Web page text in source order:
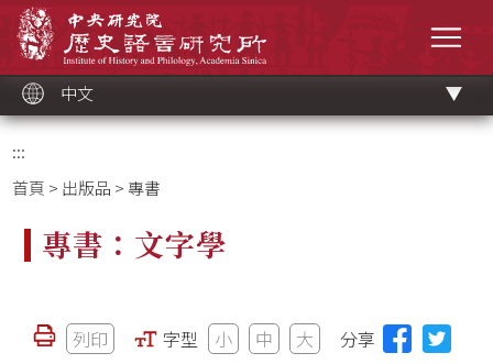
中文
:::
首頁 > 出版品 > 專書
專書：文字學
列印 字型 小 中 大 分享